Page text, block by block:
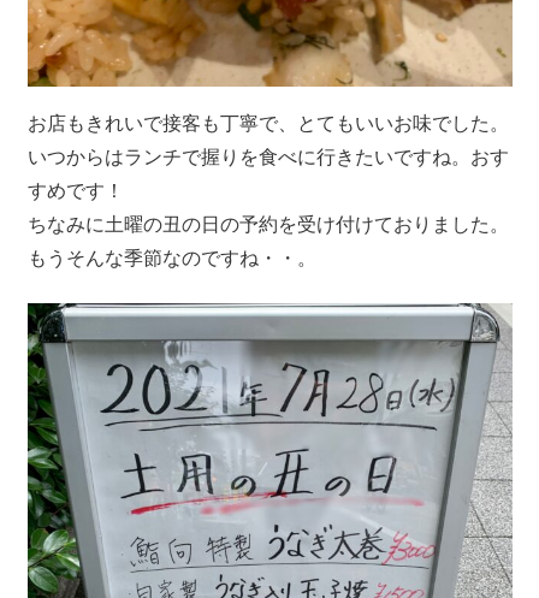
お店もきれいで接客も丁寧で、とてもいいお味でした。
いつからはランチで握りを食べに行きたいですね。おす
すめです！
ちなみに土曜の丑の日の予約を受け付けておりました。
もうそんな季節なのですね・・。